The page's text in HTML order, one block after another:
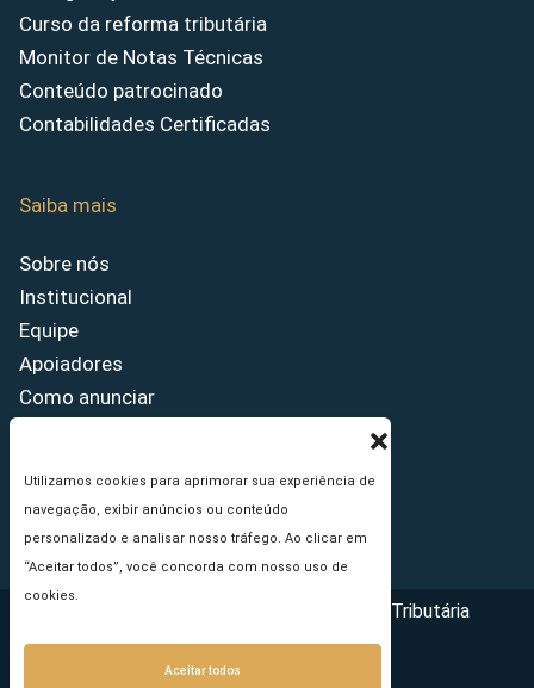
Utilizamos cookies para aprimorar sua experiência de
navegação, exibir anúncios ou conteúdo
personalizado e analisar nosso tráfego. Ao clicar em
“Aceitar todos”, você concorda com nosso uso de
cookies.
Aceitar todos
Curso da reforma tributária
Monitor de Notas Técnicas
Conteúdo patrocinado
Contabilidades Certificadas
Saiba mais
Sobre nós
Institucional
Equipe
Apoiadores
Como anunciar
Princípios Editoriais
Copyright © 2026 - Portal da Reforma Tributária